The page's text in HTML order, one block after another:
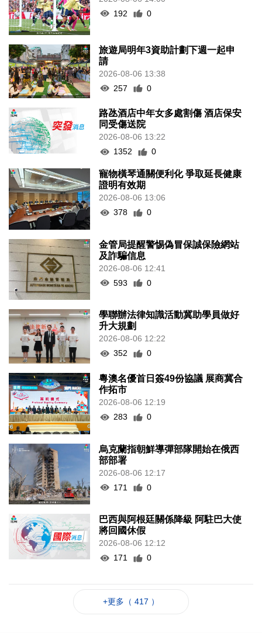
192
0
旅遊局明年3資助計劃下週一起申
請
2026-08-06 13:38
257
0
路氹酒店中年女多處割傷 酒店保安
同受傷送院
2026-08-06 13:22
1352
0
寵物橫琴通關便利化 爭取延長健康
證明有效期
2026-08-06 13:06
378
0
金管局提醒警惕偽冒保誠保險網站
及詐騙信息
2026-08-06 12:41
593
0
學聯辦法律知識活動冀助學員做好
升大規劃
2026-08-06 12:22
352
0
粵澳名優首日簽49份協議 展商冀合
作拓市
2026-08-06 12:19
283
0
烏克蘭指朝鮮導彈部隊開始在俄西
部部署
2026-08-06 12:17
171
0
巴西與阿根廷關係降級 阿駐巴大使
將回國休假
2026-08-06 12:12
171
0
+更多（ 417 ）